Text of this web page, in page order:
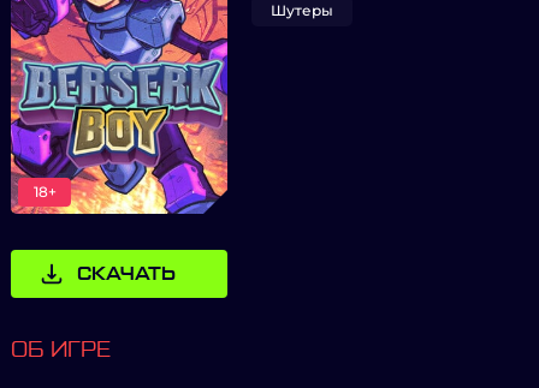
18+
СКАЧАТЬ
Шутеры
ОБ ИГРЕ